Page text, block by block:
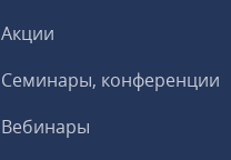
Акции
Семинары, конференции
Вебинары